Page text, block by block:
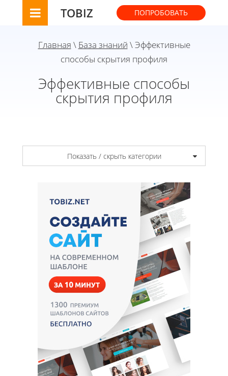
TOBIZ ПОПРОБОВАТЬ
Главная \ База знаний \ Эффективные
способы скрытия профиля
Эффективные способы
скрытия профиля
Показать / скрыть категории